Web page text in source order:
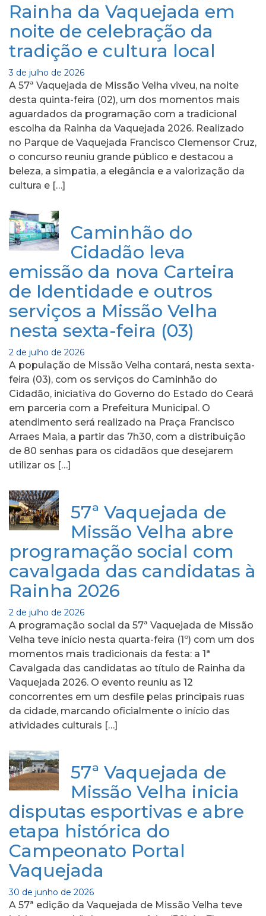
Rainha da Vaquejada em
noite de celebração da
tradição e cultura local
3 de julho de 2026
A 57ª Vaquejada de Missão Velha viveu, na noite
desta quinta-feira (02), um dos momentos mais
aguardados da programação com a tradicional
escolha da Rainha da Vaquejada 2026. Realizado
no Parque de Vaquejada Francisco Clemensor Cruz,
o concurso reuniu grande público e destacou a
beleza, a simpatia, a elegância e a valorização da
cultura e […]
Caminhão do
Cidadão leva
emissão da nova Carteira
de Identidade e outros
serviços a Missão Velha
nesta sexta-feira (03)
2 de julho de 2026
A população de Missão Velha contará, nesta sexta-
feira (03), com os serviços do Caminhão do
Cidadão, iniciativa do Governo do Estado do Ceará
em parceria com a Prefeitura Municipal. O
atendimento será realizado na Praça Francisco
Arraes Maia, a partir das 7h30, com a distribuição
de 80 senhas para os cidadãos que desejarem
utilizar os […]
57ª Vaquejada de
Missão Velha abre
programação social com
cavalgada das candidatas à
Rainha 2026
2 de julho de 2026
A programação social da 57ª Vaquejada de Missão
Velha teve início nesta quarta-feira (1º) com um dos
momentos mais tradicionais da festa: a 1ª
Cavalgada das candidatas ao título de Rainha da
Vaquejada 2026. O evento reuniu as 12
concorrentes em um desfile pelas principais ruas
da cidade, marcando oficialmente o início das
atividades culturais […]
57ª Vaquejada de
Missão Velha inicia
disputas esportivas e abre
etapa histórica do
Campeonato Portal
Vaquejada
30 de junho de 2026
A 57ª edição da Vaquejada de Missão Velha teve